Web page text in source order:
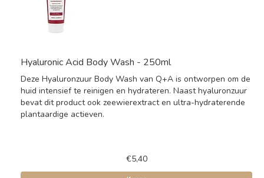
Hyaluronic Acid Body Wash - 250ml
Deze Hyaluronzuur Body Wash van Q+A is ontworpen om de
huid intensief te reinigen en hydrateren. Naast hyaluronzuur
bevat dit product ook zeewierextract en ultra-hydraterende
plantaardige actieven.
€5,40